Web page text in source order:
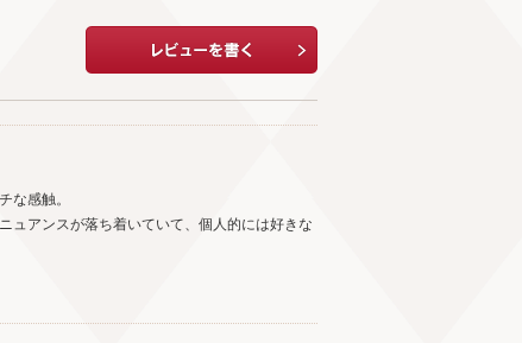
な感触。
ュアンスが落ち着いていて、個人的には好きな